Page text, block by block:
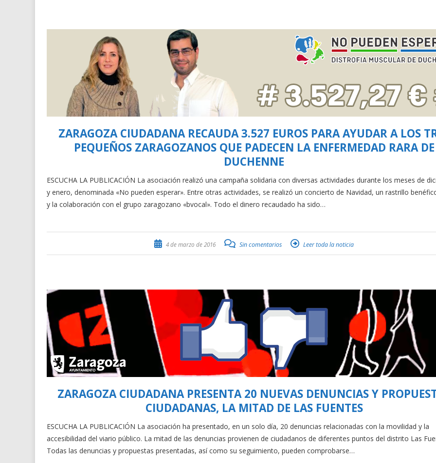
ZARAGOZA CIUDADANA RECAUDA 3.527 EUROS PARA AYUDAR A LOS
PEQUEÑOS ZARAGOZANOS QUE PADECEN LA ENFERMEDAD RARA DE
DUCHENNE
ESCUCHA LA PUBLICACIÓN La asociación realizó una campaña solidaria con diversas actividades durante los meses de
y enero, denominada «No pueden esperar». Entre otras actividades, se realizó un concierto de Navidad, un rastrillo
y la colaboración con el grupo zaragozano «bvocal». Todo el dinero recaudado ha sido…
4 de marzo de 2016 Sin comentarios Leer toda la noticia
ZARAGOZA CIUDADANA PRESENTA 20 NUEVAS DENUNCIAS Y
CIUDADANAS, LA MITAD DE LAS FUENTES
ESCUCHA LA PUBLICACIÓN La asociación ha presentado, en un solo día, 20 denuncias relacionadas con la movilidad y la
accesibilidad del viario público. La mitad de las denuncias provienen de ciudadanos de diferentes puntos del distrito Las
Todas las denuncias y propuestas presentadas, así como su seguimiento, pueden comprobarse…